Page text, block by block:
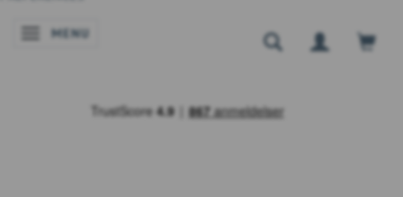
SKIFTE NAVIGATION
MENU